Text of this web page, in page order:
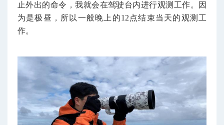
止外出的命令，我就会在驾驶台内进行观测工作。因
为是极昼，所以一般晚上的12点结束当天的观测工
作。